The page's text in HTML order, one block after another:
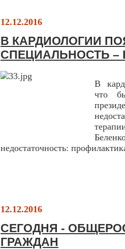
12.12.2016
В КАРДИОЛОГИИ
СПЕЦИАЛЬНОСТЬ –
В
что
недостаточность:
12.12.2016
СЕГОДНЯ -
ГРАЖДАН